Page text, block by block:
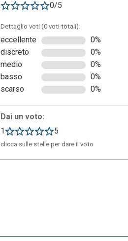
0/5
Dettaglio voti (0 voti totali):
eccellente
0%
discreto
0%
medio
0%
basso
0%
scarso
0%
Dai un voto:
1
5
clicca sulle stelle per dare il voto